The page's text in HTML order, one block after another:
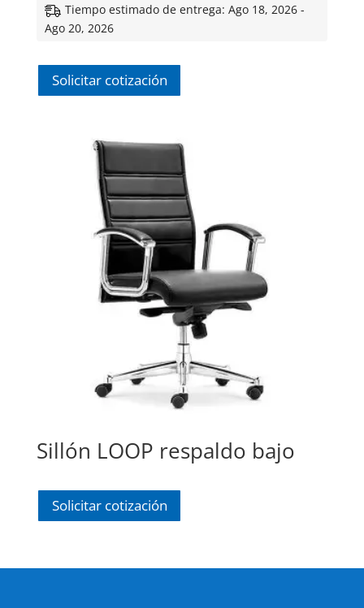
original
era:
actual
Tiempo estimado de entrega: Ago 18, 2026 -
Ago 20, 2026
Solicitar cotización
Sillón LOOP respaldo bajo
Solicitar cotización